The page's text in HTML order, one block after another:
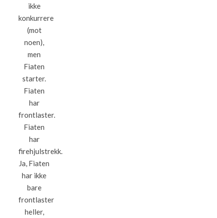
ikke
konkurrere
(mot
noen),
men
Fiaten
starter.
Fiaten
har
frontlaster.
Fiaten
har
firehjulstrekk.
Ja, Fiaten
har ikke
bare
frontlaster
heller,